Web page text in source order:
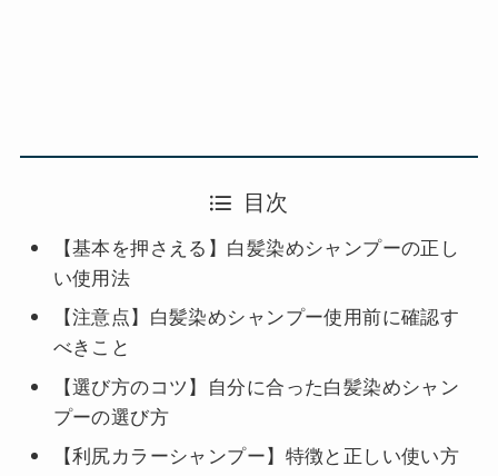
目次
【基本を押さえる】白髪染めシャンプーの正し
い使用法
【注意点】白髪染めシャンプー使用前に確認す
べきこと
【選び方のコツ】自分に合った白髪染めシャン
プーの選び方
【利尻カラーシャンプー】特徴と正しい使い方